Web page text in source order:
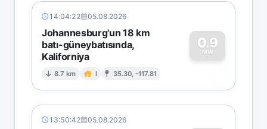
14:04:22 05.08.2026
Johannesburg'un 18 km
batı-güneybatısında,
Kaliforniya
8.7 km I 35.30, -117.81
0.9
MW
0
13:50:42 05.08.2026